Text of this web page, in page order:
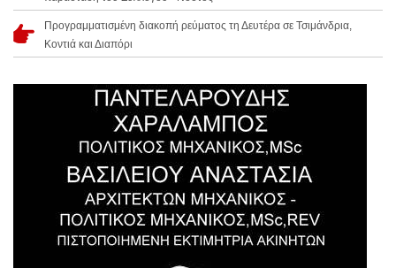
Προγραμματισμένη διακοπή ρεύματος τη Δευτέρα σε Τσιμάνδρια,
Κοντιά και Διαπόρι